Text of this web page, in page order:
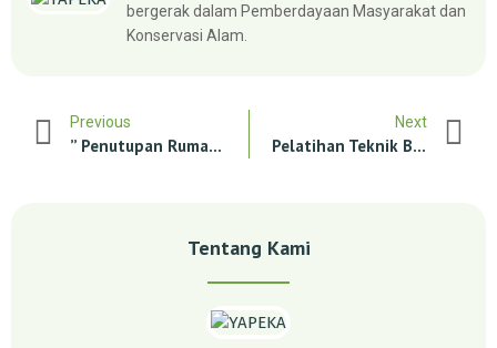
bergerak dalam Pemberdayaan Masyarakat dan
Konservasi Alam.
Previous
” Penutupan Rumah Boboca”
Next
Pelatihan Teknik Budidaya Rumput Laut
Tentang Kami